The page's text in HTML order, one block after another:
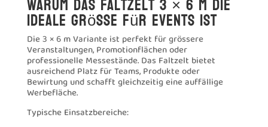
ideale Grösse für Events ist
Die 3 × 6 m Variante ist perfekt für grössere
Veranstaltungen, Promotionflächen oder
professionelle Messestände. Das Faltzelt bietet
ausreichend Platz für Teams, Produkte oder
Bewirtung und schafft gleichzeitig eine auffällige
Werbefläche.
Typische Einsatzbereiche: